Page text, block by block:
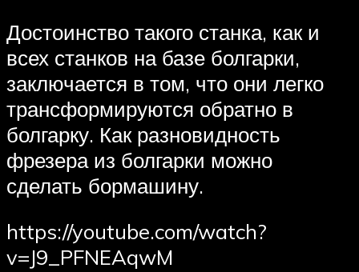
Достоинство такого станка, как и
всех станков на базе болгарки,
заключается в том, что они легко
трансформируются обратно в
болгарку. Как разновидность
фрезера из болгарки можно
сделать бормашину.
https://youtube.com/watch?
v=J9_PFNEAqwM